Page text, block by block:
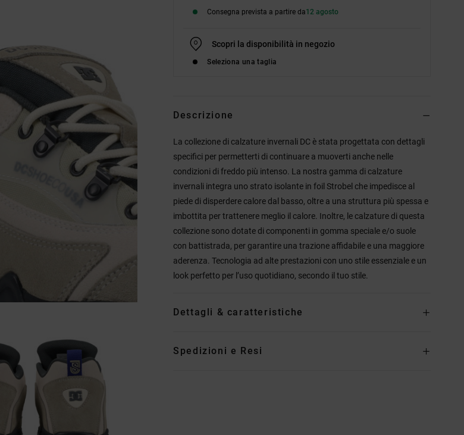
Consegna prevista a partire da12 agosto
Scopri la disponibilità in negozio
Seleziona una taglia
Descrizione
La collezione di calzature invernali DC è stata progettata con dettagli
specifici per permetterti di continuare a muoverti anche nelle
condizioni di freddo più intenso. La nostra gamma di calzature
invernali integra uno strato isolante in foil Strobel che impedisce al
piede di disperdere calore dal basso, oltre a una struttura più spessa e
imbottita per trattenere meglio il calore. Inoltre, le calzature di questa
collezione sono dotate di componenti in gomma speciale e/o suole
con battistrada, per garantire una trazione affidabile e una maggiore
aderenza. Tecnologia ad alte prestazioni con uno stile essenziale e un
look perfetto per l’uso quotidiano, secondo il tuo stile.
Dettagli & caratteristiche
Spedizioni e Resi